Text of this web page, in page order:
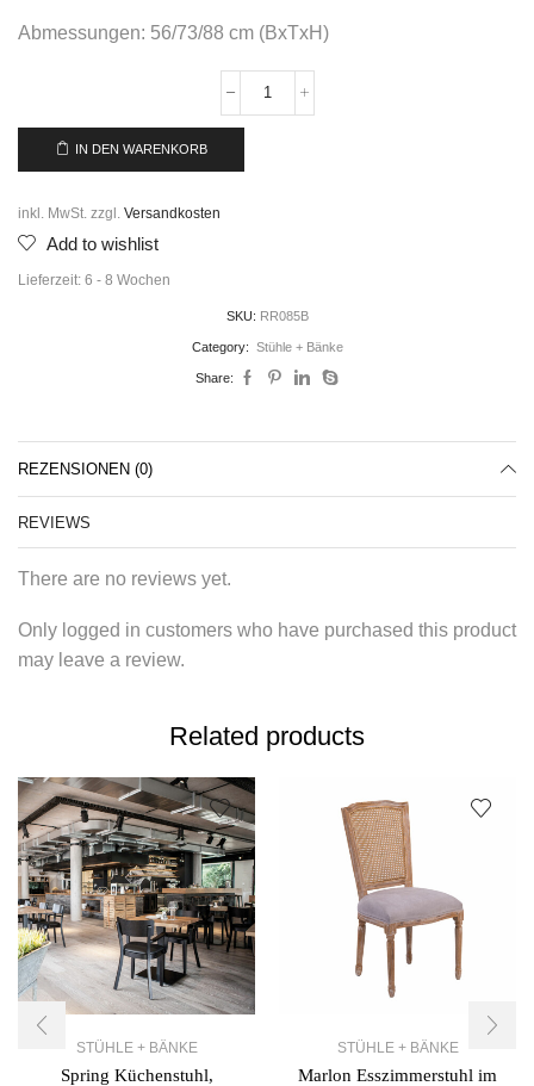
Abmessungen: 56/73/88 cm (BxTxH)
IN DEN WARENKORB
inkl. MwSt. zzgl. Versandkosten
Add to wishlist
Lieferzeit: 6 - 8 Wochen
SKU: RR085B
Category: Stühle + Bänke
Share:
REZENSIONEN (0)
REVIEWS
There are no reviews yet.
Only logged in customers who have purchased this product
may leave a review.
Related products
STÜHLE + BÄNKE
Spring Küchenstuhl,
STÜHLE + BÄNKE
Marlon Esszimmerstuhl im